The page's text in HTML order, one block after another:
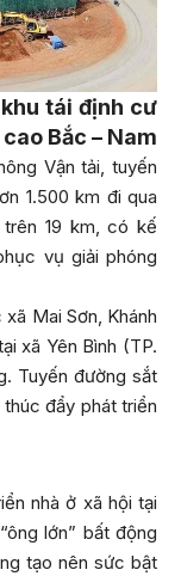
tái định cư
Bắc – Nam
Vận tải, tuyến
1.500 km đi qua
trên 19 km, có kế
vụ giải phóng
Mai Sơn, Khánh
xã Yên Bình (TP.
Tuyến đường sắt
đẩy phát triển
nhà ở xã hội tại
lớn” bất động
tạo nên sức bật